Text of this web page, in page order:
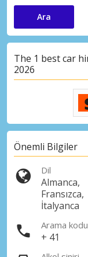
Ara
The 1 best car
2026
Önemli Bilgiler
Dil
Almanca,
Fransızca,
İtalyanca
Arama kodu
+ 41